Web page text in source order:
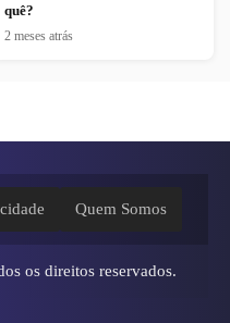
quê?
2 meses atrás
Quem Somos
os direitos reservados.